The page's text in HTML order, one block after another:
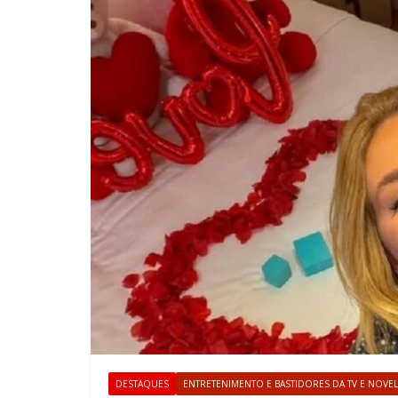
DESTAQUES ENTRETENIMENTO E BASTIDORES DA TV E